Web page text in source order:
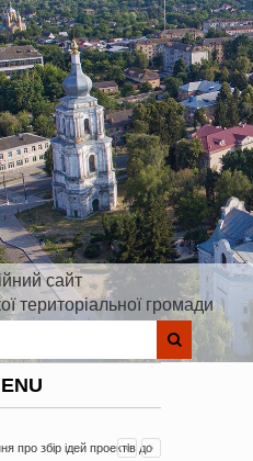
сайт
територіальної громади
про збір ідей проектів до